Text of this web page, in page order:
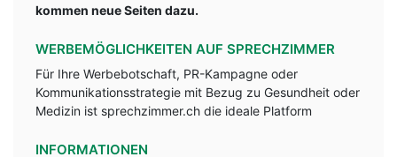
kommen neue Seiten dazu.
WERBEMÖGLICHKEITEN AUF SPRECHZIMMER
Für Ihre Werbebotschaft, PR-Kampagne oder
Kommunikationsstrategie mit Bezug zu Gesundheit oder
Medizin ist sprechzimmer.ch die ideale Platform
INFORMATIONEN